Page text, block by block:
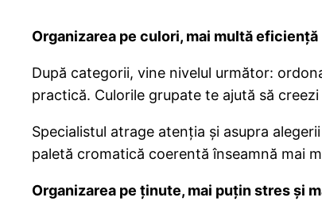
Organizarea pe culori, mai multă eficiență
După categorii, vine nivelul următor:
practică. Culorile grupate te ajută să
Specialistul atrage atenția și asupra
paletă cromatică coerentă înseamnă mai
Organizarea pe ținute, mai puțin stres și